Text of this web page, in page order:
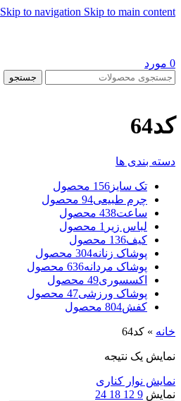
Skip to navigation Skip to main content
0 مورد
جستجو
کد64
دسته بندی ها
تک سایز 156 محصول
چرم طبیعی94 محصول
ساعت438 محصول
لباس زیر 1 محصول
کیف136 محصول
پوشاک زنانه304 محصول
پوشاک مردانه636 محصول
اکسسوری49 محصول
پوشاک ورزشی47 محصول
کفش804 محصول
خانه » کد64
نمایش یک نتیجه
نمایش نوار کناری
نمایش 9
12
18
24